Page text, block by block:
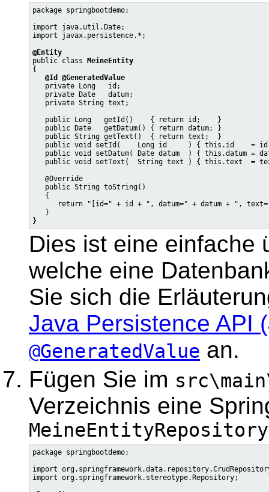
package springbootdemo;
import java.util.Date;
import javax.persistence.*;
@Entity
public class
MeineEntity
{
@Id @GeneratedValue
   private Long   id;
   private Date   datum;
   private String text;
   public Long   getId()    { return id;    }
   public Date   getDatum() { return datum; }
   public String getText()  { return text;  }
public void setId(    Long id     ) { this.id    =
public void setDatum( Date datum  ) { this.datum =
public void setText(  String text ) { this.text  =
   @Override
   public String toString()
   {
return "[id=" + id + ", datum=" + datum + ",
   }
Dies ist eine einfache
welche eine
Sie sich die
Java Persistence API
@GeneratedValue an.
Fügen Sie im
Verzeichnis eine
package springbootdemo;
import
import org.springframework.stereotype.Repository;